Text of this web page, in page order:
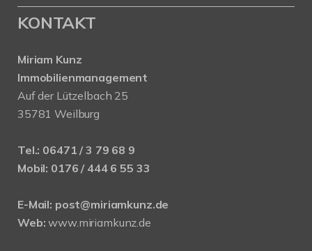
KONTAKT
Miriam Kunz
Immobilienmanagement
Auf der Lützelbach 25
35781 Weilburg
Tel.: 06471 / 3 79 68 9
Mobil: 0176 / 444 6 55 33
E-Mail: post@miriamkunz.de
Web: www.miriamkunz.de